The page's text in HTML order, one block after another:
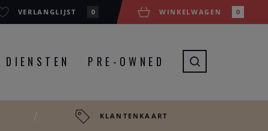
VERLANGLIJST 0 WINKELWAGEN 0
DIENSTEN PRE-OWNED
KLANTENKAART